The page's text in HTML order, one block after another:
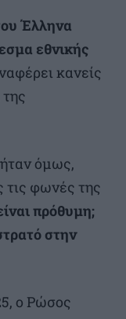
Έλληνα
εθνικής
κανείς
όμως,
φωνές της
πρόθυμη;
στην
ο Ρώσος